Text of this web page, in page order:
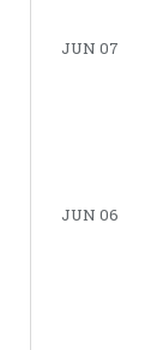
JUN 07
JUN 06